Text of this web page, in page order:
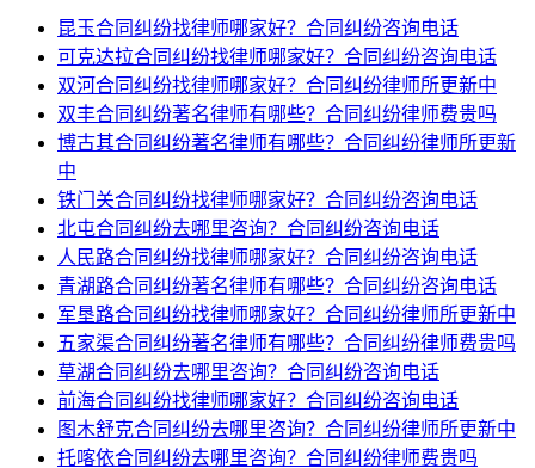
昆玉合同纠纷找律师哪家好？合同纠纷咨询电话
可克达拉合同纠纷找律师哪家好？合同纠纷咨询电话
双河合同纠纷找律师哪家好？合同纠纷律师所更新中
双丰合同纠纷著名律师有哪些？合同纠纷律师费贵吗
博古其合同纠纷著名律师有哪些？合同纠纷律师所更新
中
铁门关合同纠纷找律师哪家好？合同纠纷咨询电话
北屯合同纠纷去哪里咨询？合同纠纷咨询电话
人民路合同纠纷找律师哪家好？合同纠纷咨询电话
青湖路合同纠纷著名律师有哪些？合同纠纷咨询电话
军垦路合同纠纷找律师哪家好？合同纠纷律师所更新中
五家渠合同纠纷著名律师有哪些？合同纠纷律师费贵吗
草湖合同纠纷去哪里咨询？合同纠纷咨询电话
前海合同纠纷找律师哪家好？合同纠纷咨询电话
图木舒克合同纠纷去哪里咨询？合同纠纷律师所更新中
托喀依合同纠纷去哪里咨询？合同纠纷律师费贵吗